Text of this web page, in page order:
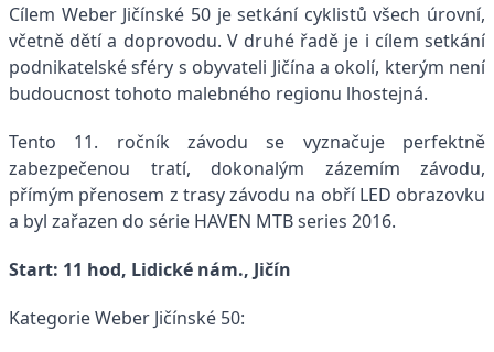
Cílem Weber Jičínské 50 je setkání cyklistů všech úrovní,
včetně dětí a doprovodu. V druhé řadě je i cílem setkání
podnikatelské sféry s obyvateli Jičína a okolí, kterým není
budoucnost tohoto malebného regionu lhostejná.
Tento 11. ročník závodu se vyznačuje perfektně
zabezpečenou tratí, dokonalým zázemím závodu,
přímým přenosem z trasy závodu na obří LED obrazovku
a byl zařazen do série HAVEN MTB series 2016.
Start: 11 hod, Lidické nám., Jičín
Kategorie Weber Jičínské 50: